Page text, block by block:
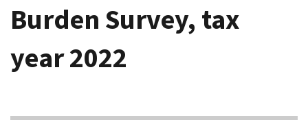
Burden Survey, tax
year 2022